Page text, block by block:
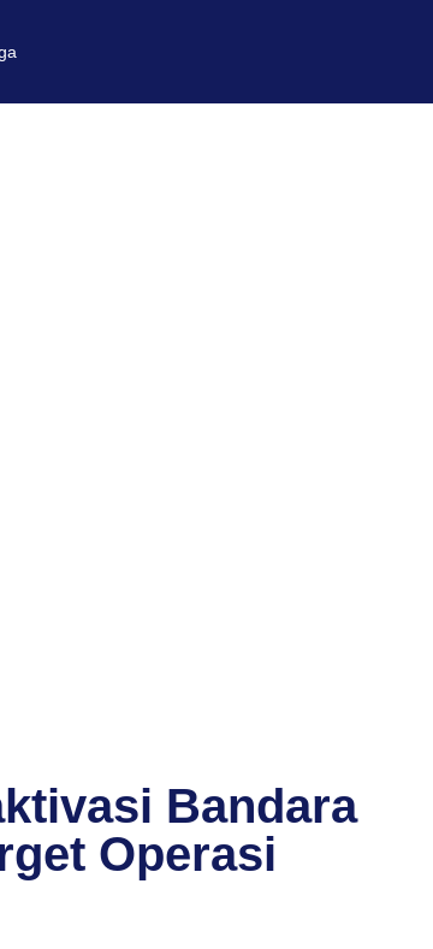
Bandara
Operasi